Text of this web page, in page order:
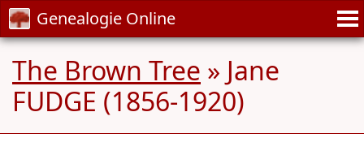
Genealogie Online
The Brown Tree » Jane
FUDGE (1856-1920)